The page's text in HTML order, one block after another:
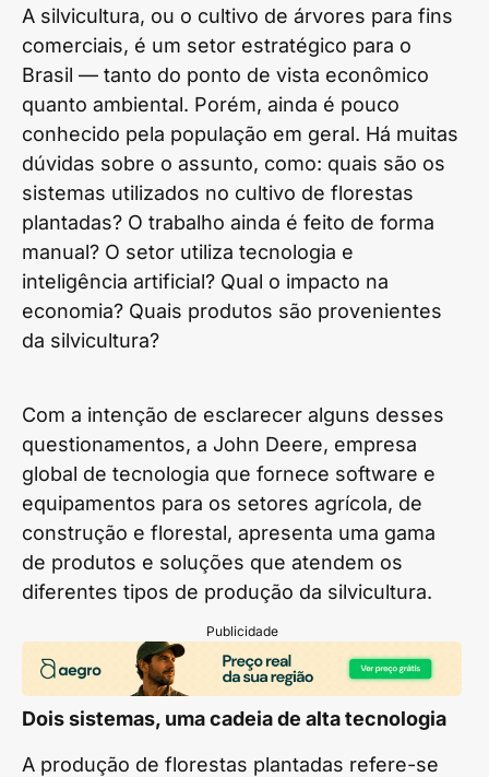
A silvicultura, ou o cultivo de árvores para fins
comerciais, é um setor estratégico para o
Brasil — tanto do ponto de vista econômico
quanto ambiental. Porém, ainda é pouco
conhecido pela população em geral. Há muitas
dúvidas sobre o assunto, como: quais são os
sistemas utilizados no cultivo de florestas
plantadas? O trabalho ainda é feito de forma
manual? O setor utiliza tecnologia e
inteligência artificial? Qual o impacto na
economia? Quais produtos são provenientes
da silvicultura?
Com a intenção de esclarecer alguns desses
questionamentos, a John Deere, empresa
global de tecnologia que fornece software e
equipamentos para os setores agrícola, de
construção e florestal, apresenta uma gama
de produtos e soluções que atendem os
diferentes tipos de produção da silvicultura.
Publicidade
Dois sistemas, uma cadeia de alta tecnologia
A produção de florestas plantadas refere-se